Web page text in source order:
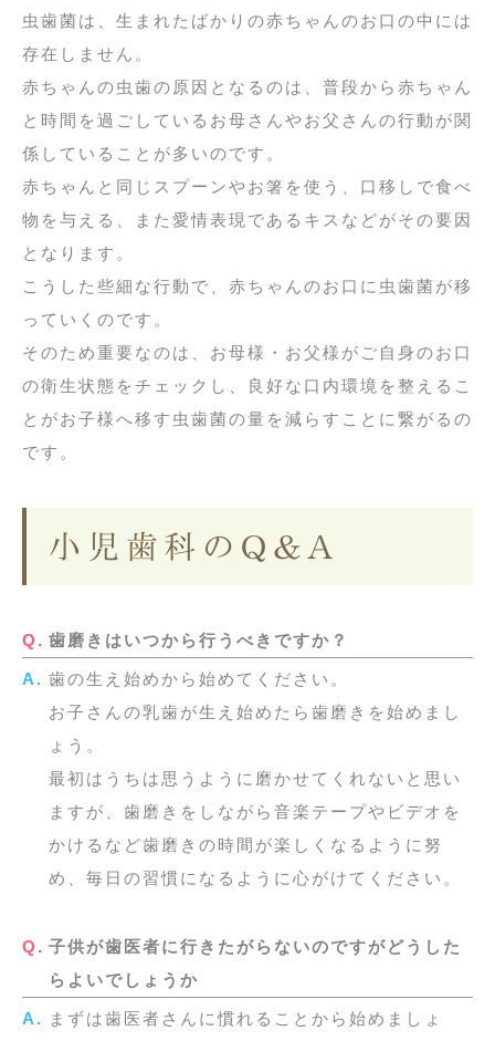
虫歯菌は、生まれたばかりの赤ちゃんのお口の中には
存在しません。
赤ちゃんの虫歯の原因となるのは、普段から赤ちゃん
と時間を過ごしているお母さんやお父さんの行動が関
係していることが多いのです。
赤ちゃんと同じスプーンやお箸を使う、口移しで食べ
物を与える、また愛情表現であるキスなどがその要因
となります。
こうした些細な行動で、赤ちゃんのお口に虫歯菌が移
っていくのです。
そのため重要なのは、お母様・お父様がご自身のお口
の衛生状態をチェックし、良好な口内環境を整えるこ
とがお子様へ移す虫歯菌の量を減らすことに繋がるの
です。
小児歯科のQ&A
歯磨きはいつから行うべきですか？
歯の生え始めから始めてください。
お子さんの乳歯が生え始めたら歯磨きを始めまし
ょう。
最初はうちは思うように磨かせてくれないと思い
ますが、歯磨きをしながら音楽テープやビデオを
かけるなど歯磨きの時間が楽しくなるように努
め、毎日の習慣になるように心がけてください。
子供が歯医者に行きたがらないのですがどうした
らよいでしょうか
まずは歯医者さんに慣れることから始めましょ